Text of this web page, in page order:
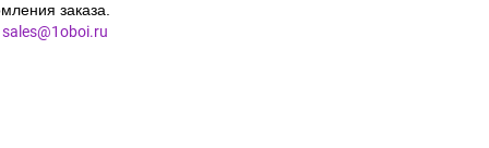
заказа.
sales@1oboi.ru